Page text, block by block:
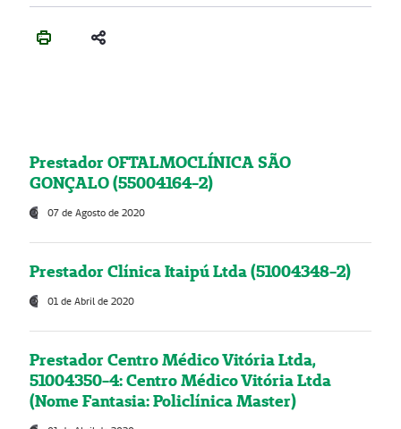
Prestador OFTALMOCLÍNICA SÃO
GONÇALO (55004164-2)
07 de Agosto de 2020
Prestador Clínica Itaipú Ltda (51004348-2)
01 de Abril de 2020
Prestador Centro Médico Vitória Ltda,
51004350-4: Centro Médico Vitória Ltda
(Nome Fantasia: Policlínica Master)